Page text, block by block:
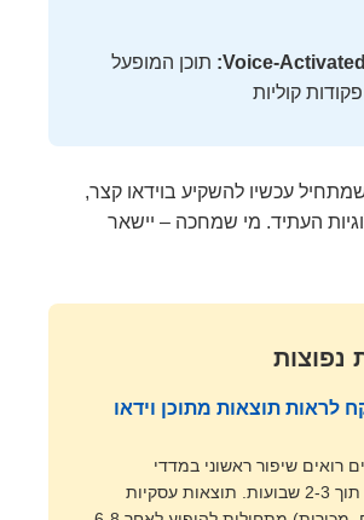
Voice- תוכן המופעל
קוליות
עכשיו להשקיע בוידאו קצר,
העתיד. מי שמחכה – יישאר
נפוצות
לראות תוצאות מתוכן וידאו
רואים שיפור ראשוני במדדי
האינטראקציה תוך 2-3 שבועות. תוצאות עסקיות